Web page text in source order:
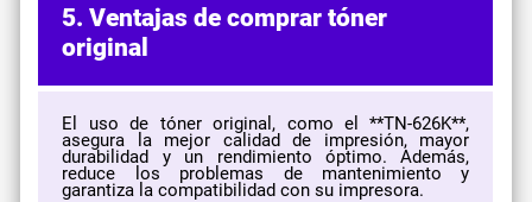
5. Ventajas de comprar tóner
original
El uso de tóner original, como el **TN-626K**,
asegura la mejor calidad de impresión, mayor
durabilidad y un rendimiento óptimo. Además,
reduce los problemas de mantenimiento y
garantiza la compatibilidad con su impresora.